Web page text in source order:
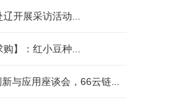
开展采访活动...
购】：红小豆种...
用座谈会，66云链受邀发言...